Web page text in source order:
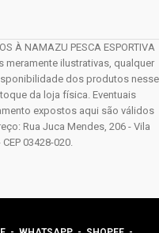
À NAMAZU PESCA ESPORTIVA
meramente ilustrativas, qualquer
dos produtos nesse
da loja física. Eventuais
expostos aqui são válidos
Rua Juca Mendes, 206 - Vila
03428-020.